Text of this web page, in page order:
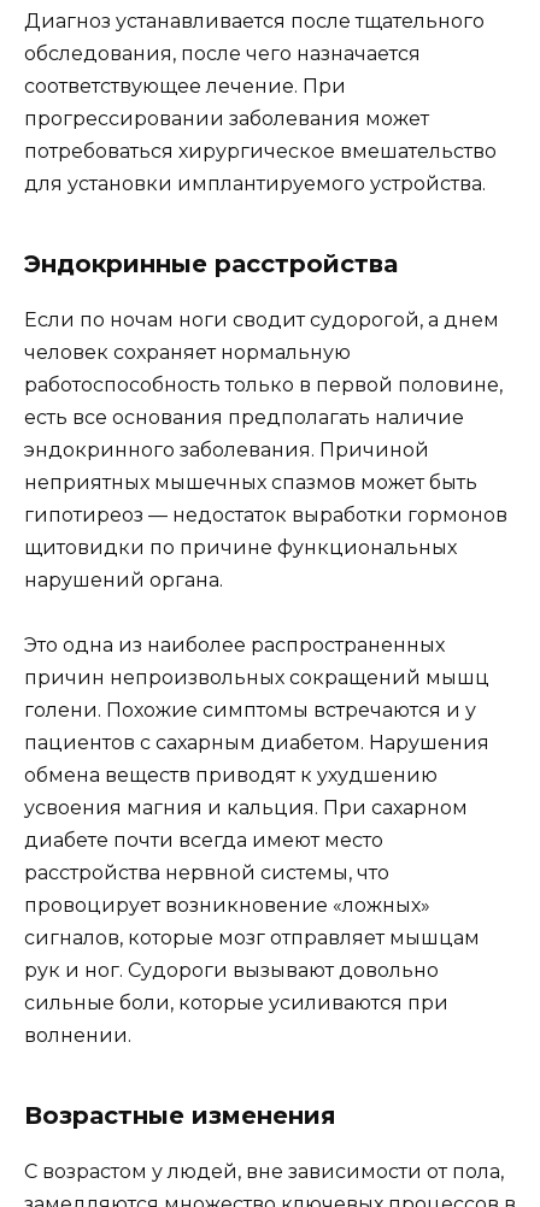
Диагноз устанавливается после тщательного
обследования, после чего назначается
соответствующее лечение. При
прогрессировании заболевания может
потребоваться хирургическое вмешательство
для установки имплантируемого устройства.
Эндокринные расстройства
Если по ночам ноги сводит судорогой, а днем
человек сохраняет нормальную
работоспособность только в первой половине,
есть все основания предполагать наличие
эндокринного заболевания. Причиной
неприятных мышечных спазмов может быть
гипотиреоз — недостаток выработки гормонов
щитовидки по причине функциональных
нарушений органа.
Это одна из наиболее распространенных
причин непроизвольных сокращений мышц
голени. Похожие симптомы встречаются и у
пациентов с сахарным диабетом. Нарушения
обмена веществ приводят к ухудшению
усвоения магния и кальция. При сахарном
диабете почти всегда имеют место
расстройства нервной системы, что
провоцирует возникновение «ложных»
сигналов, которые мозг отправляет мышцам
рук и ног. Судороги вызывают довольно
сильные боли, которые усиливаются при
волнении.
Возрастные изменения
С возрастом у людей, вне зависимости от пола,